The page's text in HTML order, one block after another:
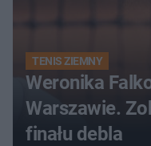
TENIS ZIEMNY
Weronika
Warszawie.
finału debla